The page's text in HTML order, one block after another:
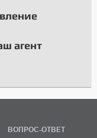
агент
ВОПРОС-ОТВЕТ